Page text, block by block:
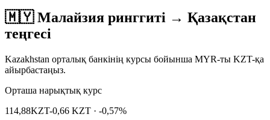
🇲🇾 Малайзия ринггиті → Қазақстан
теңгесі
Kazakhstan орталық банкінің курсы бойынша MYR-ты KZT-қа
айырбастаңыз.
Орташа нарықтық курс
114,88KZT-0,66 KZT · -0,57%